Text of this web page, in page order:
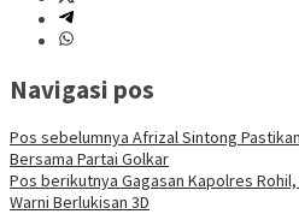
Navigasi pos
Pos sebelumnya Afrizal Sintong
Bersama Partai Golkar
Pos berikutnya Gagasan Kapolres
Warni Berlukisan 3D